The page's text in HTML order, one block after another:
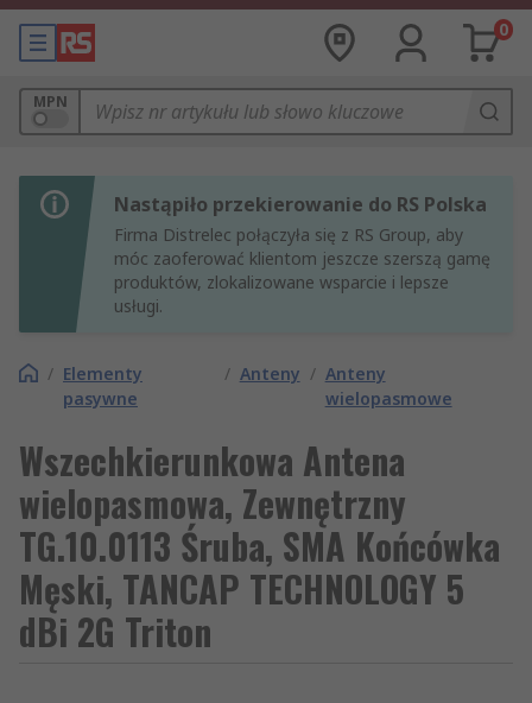
0
MPN
Nastąpiło przekierowanie do RS Polska
Firma Distrelec połączyła się z RS Group, aby
móc zaoferować klientom jeszcze szerszą gamę
produktów, zlokalizowane wsparcie i lepsze
usługi.
/ Elementy
pasywne
/ Anteny / Anteny
wielopasmowe
Wszechkierunkowa Antena
wielopasmowa, Zewnętrzny
TG.10.0113 Śruba, SMA Końcówka
Męski, TANCAP TECHNOLOGY 5
dBi 2G Triton